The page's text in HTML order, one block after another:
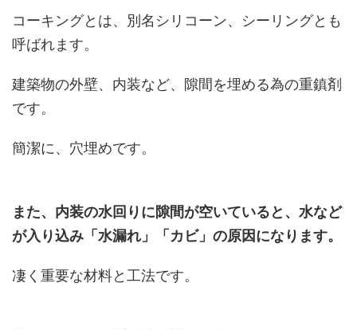
コーキングとは、別名シリコーン、シーリングとも
呼ばれます。
建築物の外壁、内装など、隙間を埋める為の重鎮剤
です。
簡潔に、穴埋めです。
また、内装の水回りに隙間が空いていると、水など
が入り込み「水漏れ」「カビ」の原因になります。
凄く重要な材料と工法です。